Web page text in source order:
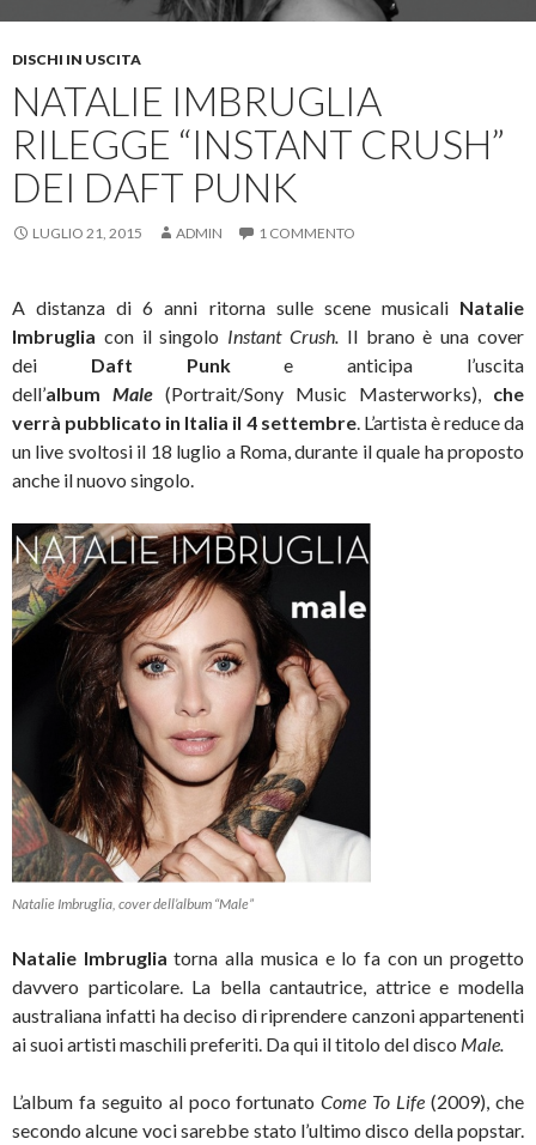
DISCHI IN USCITA
NATALIE IMBRUGLIA
RILEGGE “INSTANT CRUSH”
DEI DAFT PUNK
LUGLIO 21, 2015 ADMIN 1 COMMENTO
A distanza di 6 anni ritorna sulle scene musicali Natalie
Imbruglia con il singolo Instant Crush. Il brano è una cover
dei Daft Punke anticipa l’uscita
dell’album Male (Portrait/Sony Music Masterworks), che
verrà pubblicato in Italia il 4 settembre. L’artista è reduce da
un live svoltosi il 18 luglio a Roma, durante il quale ha proposto
anche il nuovo singolo.
Natalie Imbruglia, cover dell’album “Male”
Natalie Imbrugliatorna alla musica e lo fa con un progetto
davvero particolare. La bella cantautrice, attrice e modella
australiana infatti ha deciso di riprendere canzoni appartenenti
ai suoi artisti maschili preferiti. Da qui il titolo del disco Male.
L’album fa seguito al poco fortunatoCome To Life(2009), che
secondo alcune voci sarebbe stato l’ultimo disco della popstar.